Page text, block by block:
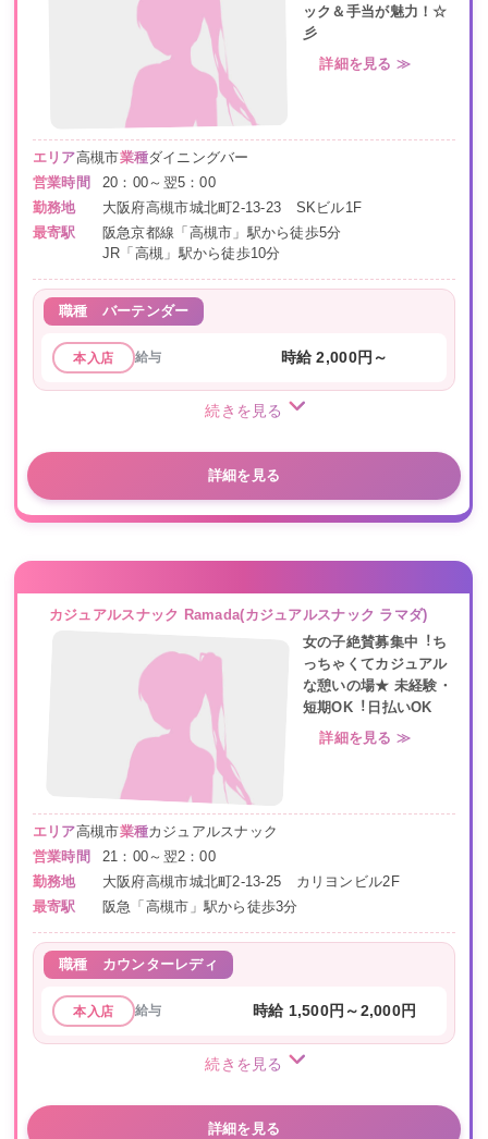
ック＆手当が魅力！☆
彡
詳細を見る ≫
エリア高槻市業種ダイニングバー
営業時間
20：00～翌5：00
勤務地
大阪府高槻市城北町2-13-23 SKビル1F
最寄駅
阪急京都線「高槻市」駅から徒歩5分
JR「高槻」駅から徒歩10分
職種 バーテンダー
本入店 給与 時給 2,000円～
続きを見る
詳細を見る
カジュアルスナック Ramada(カジュアルスナック ラマダ)
⼥の⼦絶賛募集中︕ち
っちゃくてカジュアル
な憩いの場★ 未経験・
短期OK︕⽇払いOK
詳細を見る ≫
エリア高槻市業種カジュアルスナック
営業時間
21：00～翌2：00
勤務地
大阪府高槻市城北町2-13-25 カリヨンビル2F
最寄駅
阪急「高槻市」駅から徒歩3分
職種 カウンターレディ
本入店 給与 時給 1,500円～2,000円
続きを見る
詳細を見る